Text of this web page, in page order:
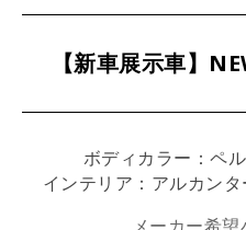
【新車展示車】
ボディカラー：ペ
インテリア：アルカン